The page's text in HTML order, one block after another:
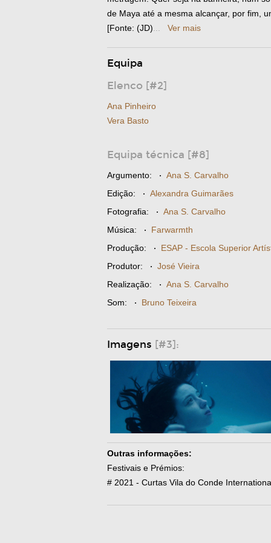
de Maya até a mesma alcançar, por fim,
[Fonte: (JD)
Ver mais
Equipa
Elenco [#2]
Ana Pinheiro
Vera Basto
Equipa técnica [#8]
Argumento: · Ana S. Carvalho
Edição: · Alexandra Guimarães
Fotografia: · Ana S. Carvalho
Música: · Farwarmth
Produção: · ESAP - Escola Superior
Produtor: · José Vieira
Realização: · Ana S. Carvalho
Som: · Bruno Teixeira
Imagens [#3]:
Outras informações:
Festivais e Prémios:
# 2021 - Curtas Vila do Conde